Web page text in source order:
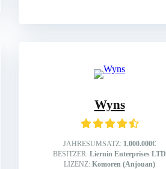
Wyns
JAHRESUMSATZ: 1.000.000€
BESITZER: Liernin Enterprises LTD
LIZENZ: Komoren (Anjouan)